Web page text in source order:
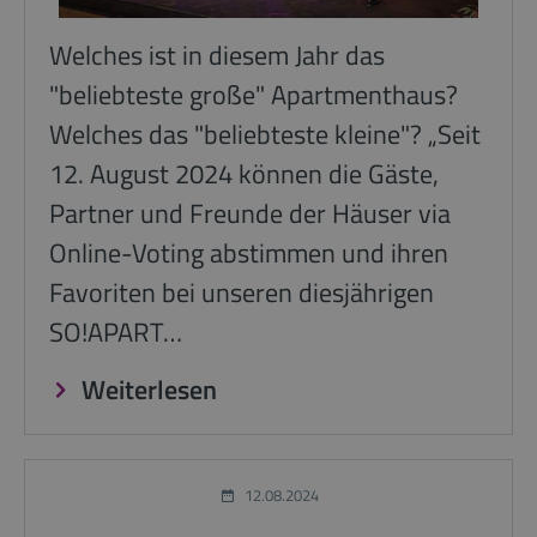
Welches ist in diesem Jahr das
"beliebteste große" Apartmenthaus?
Welches das "beliebteste kleine"? „Seit
12. August 2024 können die Gäste,
Partner und Freunde der Häuser via
Online-Voting abstimmen und ihren
Favoriten bei unseren diesjährigen
SO!APART…
Weiterlesen
12.08.2024